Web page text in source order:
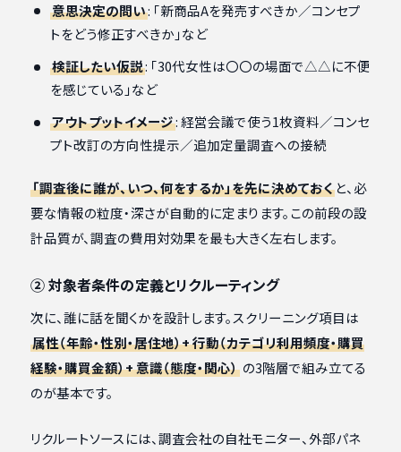
意思決定の問い: 「新商品Aを発売すべきか／コンセプ
トをどう修正すべきか」など
検証したい仮説: 「30代女性は〇〇の場面で△△に不便
を感じている」など
アウトプットイメージ: 経営会議で使う1枚資料／コンセ
プト改訂の方向性提示／追加定量調査への接続
「調査後に誰が、いつ、何をするか」を先に決めておくと、必
要な情報の粒度・深さが自動的に定まります。この前段の設
計品質が、調査の費用対効果を最も大きく左右します。
② 対象者条件の定義とリクルーティング
次に、誰に話を聞くかを設計します。スクリーニング項目は
属性（年齢・性別・居住地）+ 行動（カテゴリ利用頻度・購買
経験・購買金額）+ 意識（態度・関心）の3階層で組み立てる
のが基本です。
リクルートソースには、調査会社の自社モニター、外部パネ